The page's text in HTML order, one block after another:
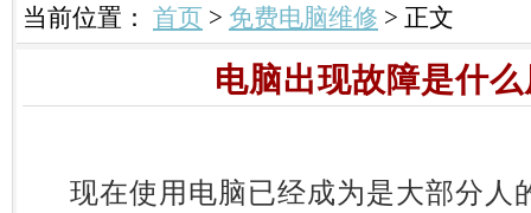
当前位置： 首页 > 免费电脑维修 > 正文
电脑出现故障是什
现在使用电脑已经成为是大部分人